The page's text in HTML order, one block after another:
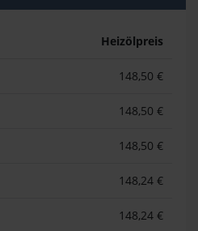
Heizölpreis
148,50 €
148,50 €
148,50 €
148,24 €
148,24 €